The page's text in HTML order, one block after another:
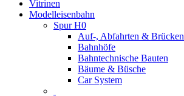
Vitrinen
Modelleisenbahn
Spur H0
Auf-, Abfahrten & Brücken
Bahnhöfe
Bahntechnische Bauten
Bäume & Büsche
Car System